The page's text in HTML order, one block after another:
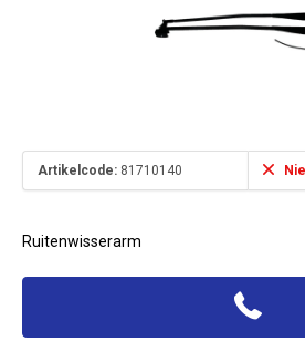
Artikelcode: 81710140
Ruitenwisserarm